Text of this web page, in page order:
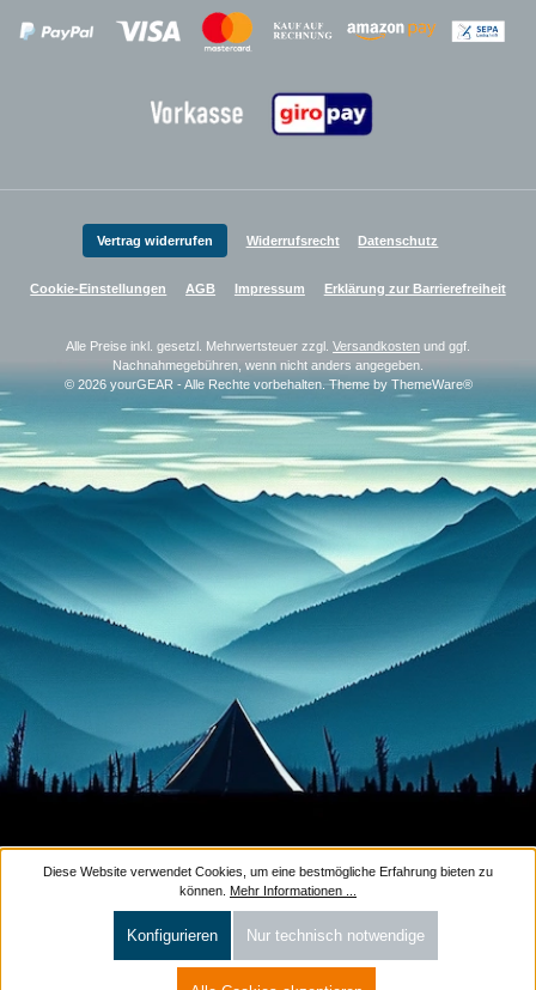
Zahlungsanbieter Zahlungsanbieter
Zahlungsanbieter
Vertrag widerrufen Widerrufsrecht Datenschutz
Cookie-Einstellungen AGB Impressum Erklärung zur Barrierefreiheit
Alle Preise inkl. gesetzl. Mehrwertsteuer zzgl. Versandkosten und ggf.
Nachnahmegebühren, wenn nicht anders angegeben.
© 2026 yourGEAR - Alle Rechte vorbehalten. Theme by ThemeWare®
Diese Website verwendet Cookies, um eine bestmögliche Erfahrung bieten zu
können. Mehr Informationen ...
Nur technisch notwendige
Konfigurieren